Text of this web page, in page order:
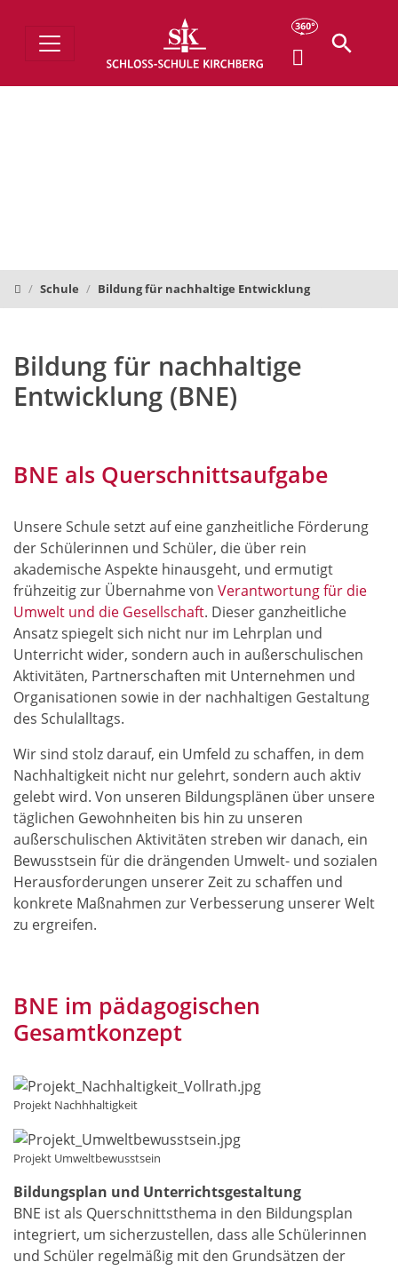
Schloss-Schule Kirchberg
Schule Bildung für nachhaltige Entwicklung
Bildung für nachhaltige
Entwicklung (BNE)
BNE als Querschnittsaufgabe
Unsere Schule setzt auf eine ganzheitliche Förderung
der Schülerinnen und Schüler, die über rein
akademische Aspekte hinausgeht, und ermutigt
frühzeitig zur Übernahme von Verantwortung für die
Umwelt und die Gesellschaft. Dieser ganzheitliche
Ansatz spiegelt sich nicht nur im Lehrplan und
Unterricht wider, sondern auch in außerschulischen
Aktivitäten, Partnerschaften mit Unternehmen und
Organisationen sowie in der nachhaltigen Gestaltung
des Schulalltags.
Wir sind stolz darauf, ein Umfeld zu schaffen, in dem
Nachhaltigkeit nicht nur gelehrt, sondern auch aktiv
gelebt wird. Von unseren Bildungsplänen über unsere
täglichen Gewohnheiten bis hin zu unseren
außerschulischen Aktivitäten streben wir danach, ein
Bewusstsein für die drängenden Umwelt- und sozialen
Herausforderungen unserer Zeit zu schaffen und
konkrete Maßnahmen zur Verbesserung unserer Welt
zu ergreifen.
BNE im pädagogischen
Gesamtkonzept
Projekt Nachhhaltigkeit
Projekt Umweltbewusstsein
Bildungsplan und Unterrichtsgestaltung
BNE ist als Querschnittsthema in den Bildungsplan
integriert, um sicherzustellen, dass alle Schülerinnen
und Schüler regelmäßig mit den Grundsätzen der